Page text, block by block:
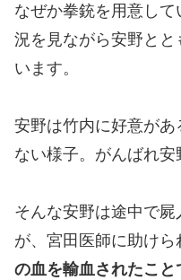
なぜか拳銃を用意し
況を見ながら安野と
います。
安野は竹内に好意が
ない様子。がんばれ安
そんな安野は途中で
が、宮田医師に助け
の血を輸血されたこと